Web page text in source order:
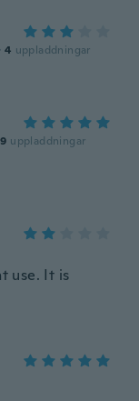
· 4 uppladdningar
9 uppladdningar
use. It is